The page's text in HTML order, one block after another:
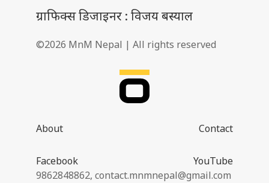
ग्राफिक्स डिजाइनर : विजय बस्याल
©2026 MnM Nepal | All rights reserved
About Contact
Facebook
YouTube
9862848862, contact.mnmnepal@gmail.com